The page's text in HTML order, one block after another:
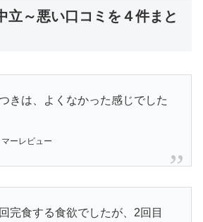
立～悪い口コミを４件まと
きは、よくなかった感じでした
ーレビュー
完食する食欲でしたが、2回目